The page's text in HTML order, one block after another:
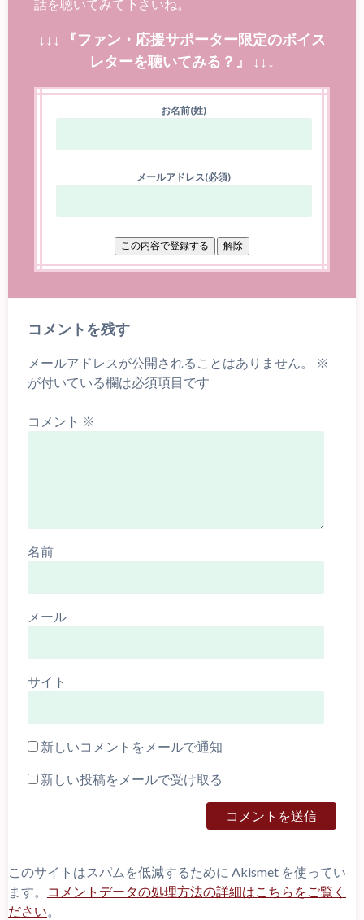
話を聴いてみて下さいね。
↓↓↓ 『ファン・応援サポーター限定のボイス
レターを聴いてみる？』 ↓↓↓
お名前(姓)
メールアドレス(必須)
コメントを残す
メールアドレスが公開されることはありません。
※
が付いている欄は必須項目です
コメント ※
名前
メール
サイト
新しいコメントをメールで通知
新しい投稿をメールで受け取る
このサイトはスパムを低減するために Akismet を使ってい
ます。
コメントデータの処理方法の詳細はこちらをご覧く
ださい。